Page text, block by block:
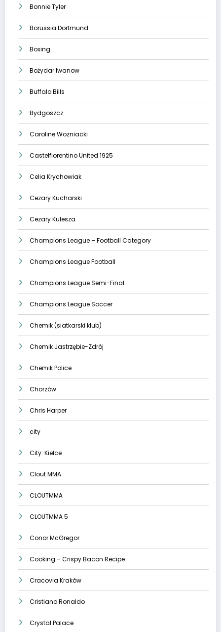
Bonnie Tyler
Borussia Dortmund
Boxing
Bożydar Iwanow
Buffalo Bills
Bydgoszcz
Caroline Wozniacki
Castelfiorentino United 1925
Celia Krychowiak
Cezary Kucharski
Cezary Kulesza
Champions League – Football Category
Champions League Football
Champions League Semi-Final
Champions League Soccer
Chemik (siatkarski klub)
Chemik Jastrzębie-Zdrój
Chemik Police
Chorzów
Chris Harper
city
City: Kielce
Clout MMA
CLOUTMMA
CLOUTMMA 5
Conor McGregor
Cooking – Crispy Bacon Recipe
Cracovia Kraków
Cristiano Ronaldo
Crystal Palace